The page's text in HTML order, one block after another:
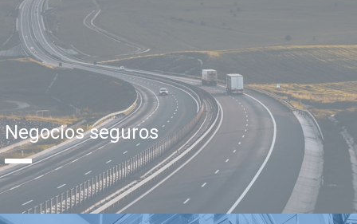
Negocios seguros